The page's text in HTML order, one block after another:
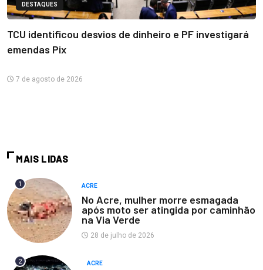
DESTAQUES
TCU identificou desvios de dinheiro e PF investigará
emendas Pix
7 de agosto de 2026
MAIS LIDAS
1 ACRE
No Acre, mulher morre esmagada
após moto ser atingida por caminhão
na Via Verde
28 de julho de 2026
2 ACRE